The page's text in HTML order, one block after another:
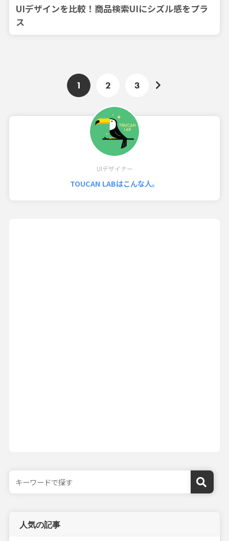
UIデザインを比較！商品検索UIにシズル感をプラ
ス
1 2 3
UIデザイナー
TOUCAN LABはこんな人。
人気の記事